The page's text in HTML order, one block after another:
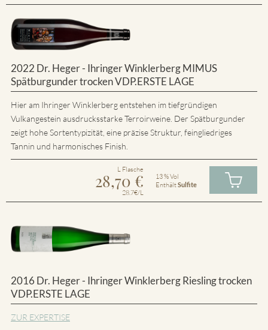
2022 Dr. Heger - Ihringer Winklerberg MIMUS
Spätburgunder trocken VDP.ERSTE LAGE
Hier am Ihringer Winklerberg entstehen im tiefgründigen
Vulkangestein ausdrucksstarke Terroirweine. Der Spätburgunder
zeigt hohe Sortentypizität, eine präzise Struktur, feingliedriges
Tannin und harmonisches Finish.
L Flasche
28,70 €
28.7€/L
13 % Vol
EnthältSulfite
2016 Dr. Heger - Ihringer Winklerberg Riesling trocken
VDP.ERSTE LAGE
ZUR EXPERTISE